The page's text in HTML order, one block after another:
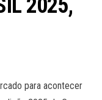
2025,
para acontecer